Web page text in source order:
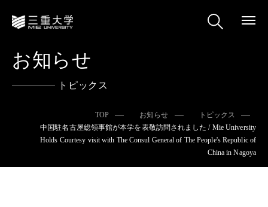
お知らせ
トピックス
TOP お知らせ
トピックス
中国駐名古屋総領事館が本学を表敬訪問されました / Mie University
Holds Courtesy visit with The Consul General of The People's Republic of
China in Nagoya